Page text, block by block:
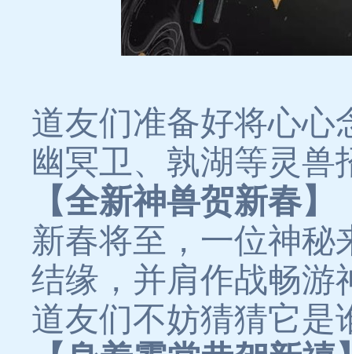
道友们准备好将心心
幽冥卫、孰湖等灵兽
【全新神兽贺新春】
新春将至，一位神秘
结缘，并肩作战畅游
道友们不妨猜猜它是